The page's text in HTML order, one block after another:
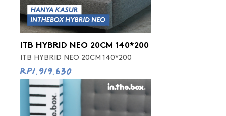
ITB HYBRID NEO 20CM 140*200
ITB HYBRID NEO 20CM 140*200
Rp1.919.630